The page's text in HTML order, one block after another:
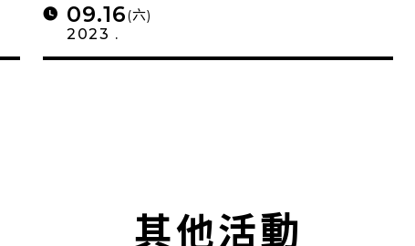
09.16(六)
2023 .
其他活動